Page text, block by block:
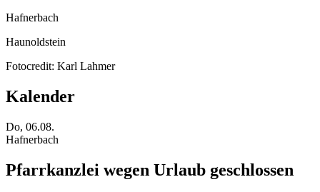
Hafnerbach
Haunoldstein
Fotocredit: Karl Lahmer
Kalender
Do, 06.08.
Hafnerbach
Pfarrkanzlei wegen Urlaub geschlossen